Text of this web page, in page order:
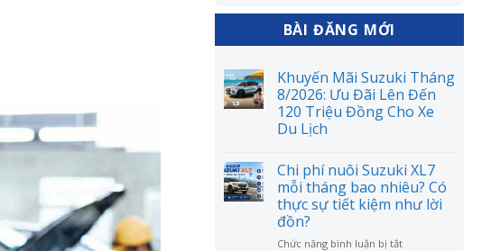
BÀI ĐĂNG MỚI
Khuyến Mãi Suzuki Tháng
8/2026: Ưu Đãi Lên Đến
120 Triệu Đồng Cho Xe
Du Lịch
Chi phí nuôi Suzuki XL7
mỗi tháng bao nhiêu? Có
thực sự tiết kiệm như lời
đồn?
Chức năng bình luận bị tắtở